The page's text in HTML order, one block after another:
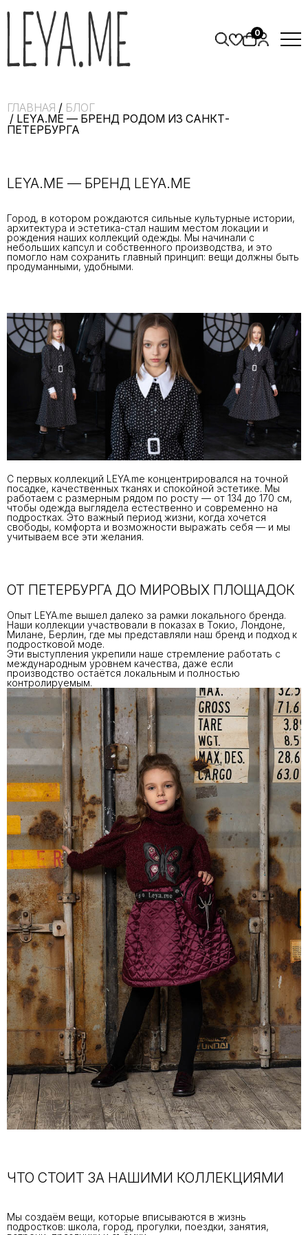
0
ГЛАВНАЯ / БЛОГ
/ LEYA.ME — БРЕНД РОДОМ ИЗ САНКТ-
ПЕТЕРБУРГА
LEYA.ME — БРЕНД LEYA.ME
Город, в котором рождаются сильные культурные истории,
архитектура и эстетика-стал нашим местом локации и
рождения наших коллекций одежды. Мы начинали с
небольших капсул и собственного производства, и это
помогло нам сохранить главный принцип: вещи должны быть
продуманными, удобными.
С первых коллекций LEYA.me концентрировался на точной
посадке, качественных тканях и спокойной эстетике. Мы
работаем с размерным рядом по росту — от 134 до 170 см,
чтобы одежда выглядела естественно и современно на
подростках. Это важный период жизни, когда хочется
свободы, комфорта и возможности выражать себя — и мы
учитываем все эти желания.
ОТ ПЕТЕРБУРГА ДО МИРОВЫХ ПЛОЩАДОК
Опыт LEYA.me вышел далеко за рамки локального бренда.
Наши коллекции участвовали в показах в Токио, Лондоне,
Милане, Берлин, где мы представляли наш бренд и подход к
подростковой моде.
Эти выступления укрепили наше стремление работать с
международным уровнем качества, даже если
производство остаётся локальным и полностью
контролируемым.
ЧТО СТОИТ ЗА НАШИМИ КОЛЛЕКЦИЯМИ
Мы создаём вещи, которые вписываются в жизнь
подростков: школа, город, прогулки, поездки, занятия,